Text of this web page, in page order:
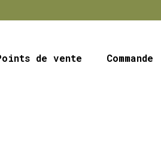
de vente Commande